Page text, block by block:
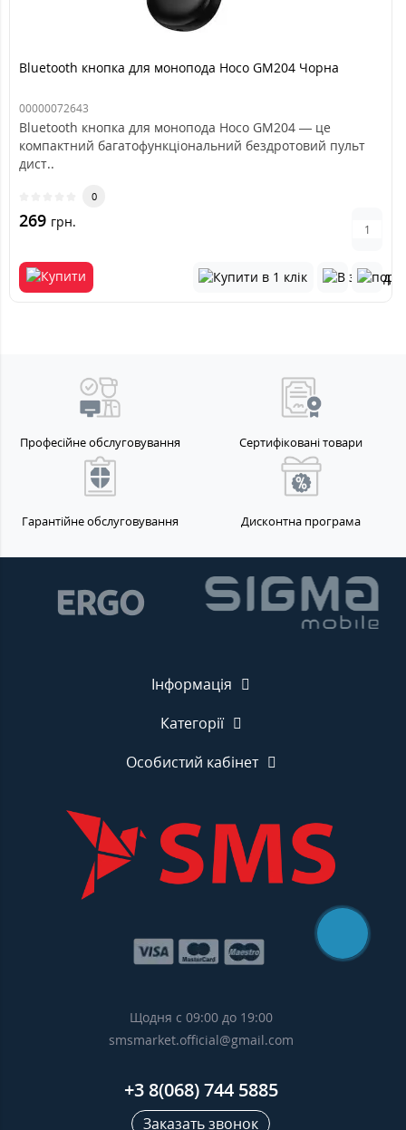
Bluetooth кнопка для монопода Hoco GM204 Чорна
00000072643
Bluetooth кнопка для монопода Hoco GM204 — це
компактний багатофункціональний бездротовий пульт
дист..
0
269 грн.
Професійне обслуговування Сертифіковані товари
Гарантійне обслуговування Дисконтна програма
Інформація
Категорії
Особистий кабінет
Щодня с 09:00 до 19:00
smsmarket.official@gmail.com
+3 8(068) 744 5885
Заказать звонок